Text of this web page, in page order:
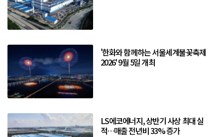
'한화와 함께하는 서울세계불꽃축제
2026' 9월 5일 개최
LS에코에너지, 상반기 사상 최대 실
적…매출 전년비 33% 증가